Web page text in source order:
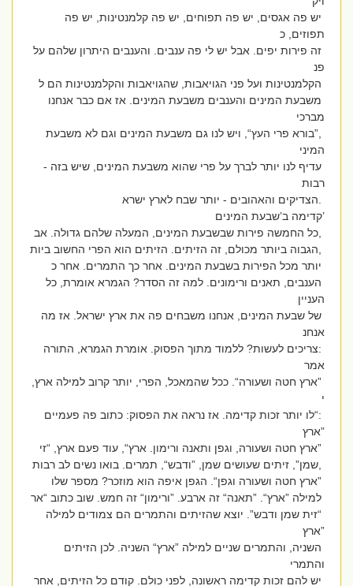
יש פה אגסים, יש פה תפוחים, יש פה קלמנטינות, יש פה
תפוזים, כ
זה פירות יפים. אבל יש לי פה ענבים. והענבים היתרון שלהם על
הקלמנטינות ועל פני הגויאבות, שהגויאבות והקלמנטינות הם ל
משבעת המינים והענבים משבעת המינים. אז אם כבר אנחנו
מברכי
,”בורא פרי העץ“, ויש לנו גם משבעת המינים וגם לא משבעת
המיני
עדיף לנו יותר לברך על פרי שהוא משבעת המינים, שיש בזה -
רבות
.הצדיקים והאהובים - יותר שבח לארץ ישרא
’קדימה ב’שבעת המינים
,כל החמשה פירות שבשבעת המינים, המעלה שלהם גדולה. אב
,הגבוה ביותר מכולם, זה הזיתים. הזיתים הוא הפרי החשוב ביות
יותר מכל הפירות בשבעת המינים. אחר כך התמרים. אחר כ
הענבים, תאנים ורימונים. למה זה הסדר? הגמרא אומרת, כל
העניין
של שבעת המינים, אנחנו משבחים פה את ארץ ישראל. אז מה
אנחנ
:צריכים לעשות? ללמוד מתוך הפסוק. אומרת הגמרא, התורה
אמר
”ארץ חטה ושעורה“. ככל שהמאכל, הפרי, יותר קרוב למילה ארץ,
:“לו יותר זכות קדימה. אז נראה את הפסוק: כתוב פה פעמיים
”ארץ
”ארץ חטה ושעורה, וגפן ותאנה ורימון. ארץ“, עוד פעם ארץ, “זי
,שמן”, זיתים שעושים שמן, ”ודבש“, תמרים. בואו נשים לב רבות
”ארץ חטה ושעורה וגפן“. הגפן איפה הוא מוזכר? מספר שלו
למילה ”ארץ“. ”תאנה“ זה ארבע. ”ורימון“ זה חמש. שוב כתוב “אר
“זית שמן ודבש”. יוצא שהזיתים והתמרים הם צמודים למילה
”ארץ
השניה, והתמרים שניים למילה ”ארץ“ השניה. לכן הזיתים
והתמרי
יש להם זכות קדימה ראשונה, לפני כולם. קודם כל הזיתים, אחר